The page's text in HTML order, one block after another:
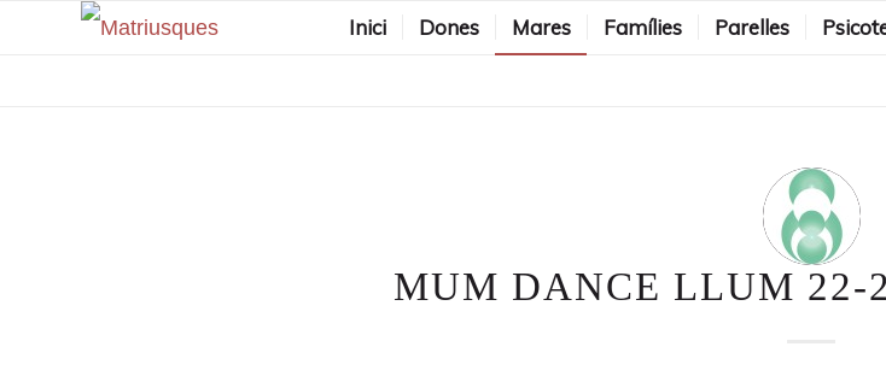
Inici Dones Mares Famílies Parelles
MUM DANCE LLUM 22-